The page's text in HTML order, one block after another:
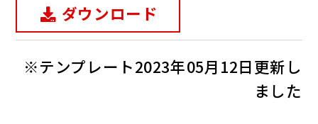
ダウンロード
※テンプレート2023年05月12日更新し
ました